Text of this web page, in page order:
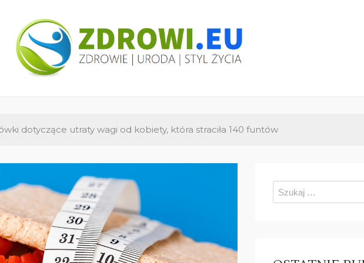
dotyczące utraty wagi od kobiety, która straciła 140 funtów
Szukaj: